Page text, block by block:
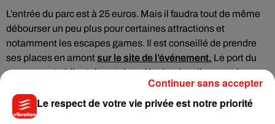
L’entrée du parc est à 25 euros. Mais il faudra tout de même
débourser un peu plus pour certaines attractions et
notamment les escapes games. Il est conseillé de prendre
ses places en amontsur le site de l’événement. Le port du
masque est obligatoire, et du gel hydroalcoolique est à
Le respect de votre vie privée est notre priorité
Continuer sans accepter